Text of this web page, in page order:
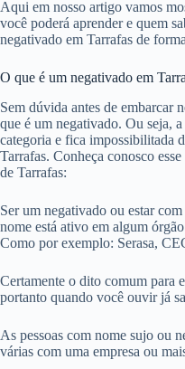
Aqui em nosso artigo vamos
você poderá aprender e quem
negativado em Tarrafas de
O que é um negativado em
Sem dúvida antes de embarcar
que é um negativado. Ou seja,
categoria e fica impossibilitada
Tarrafas. Conheça conosco
de Tarrafas:
Ser um negativado ou estar
nome está ativo em algum
Como por exemplo: Serasa,
Certamente o dito comum para
portanto quando você ouvir já
As pessoas com nome sujo ou
várias com uma empresa ou